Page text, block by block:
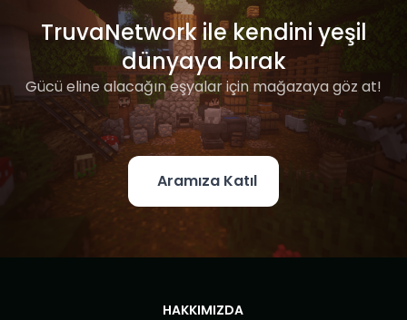
TruvaNetwork ile kendini yeşil
dünyaya bırak
Gücü eline alacağın eşyalar için mağazaya göz at!
Aramıza Katıl
HAKKIMIZDA